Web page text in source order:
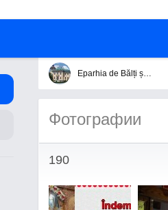
Eparhia de Bălți și Fălești
Фотографии
190